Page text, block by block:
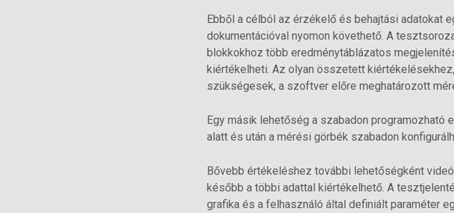
Ebből a célból az érzékelő és behajtási adatokat
dokumentációval nyomon követhető. A
blokkokhoz több eredménytáblázatos
kiértékelheti. Az olyan összetett
szükségesek, a szoftver előre meghatározott
Egy másik lehetőség a szabadon
alatt és után a mérési görbék szabadon
Bővebb értékeléshez további lehetőségként
később a többi adattal kiértékelhető. A
grafika és a felhasználó által definiált paraméter